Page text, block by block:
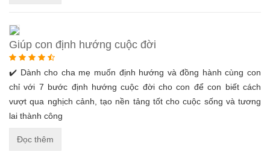
Giúp con định hướng cuộc đời
✔️ Dành cho cha mẹ muốn định hướng và đồng hành cùng con
chỉ với 7 bước định hướng cuộc đời cho con để con biết cách
vượt qua nghịch cảnh, tạo nền tảng tốt cho cuộc sống và tương
lai thành công
Đọc thêm